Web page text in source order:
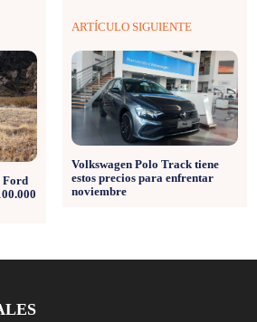
Ford
ARTÍCULO SIGUIENTE
Volkswagen Polo Track tiene
estos precios para enfrentar
noviembre